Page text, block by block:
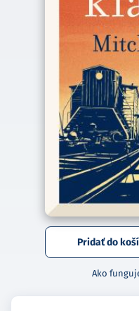
Pridať do
Ako